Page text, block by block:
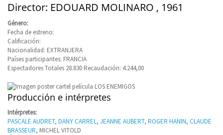
Director: EDOUARD MOLINARO , 1961
Género:
Fecha de estreno:
Calificación:
Nacionalidad: EXTRANJERA
Países participantes: FRANCIA
Espectadores Totales 28.830 Recaudación: 4.244,00
Producción e intérpretes
Intérpretes:
PASCALE AUDRET, DANY CARREL, JEANNE AUBERT, ROGER HANIN, CLAUDE
BRASSEUR, MICHEL VITOLD